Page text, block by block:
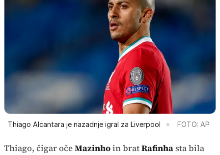
Thiago Alcantara je nazadnje igral za Liverpool FOTO: AP
Thiago, čigar očeMazinhoin bratRafinhasta bila